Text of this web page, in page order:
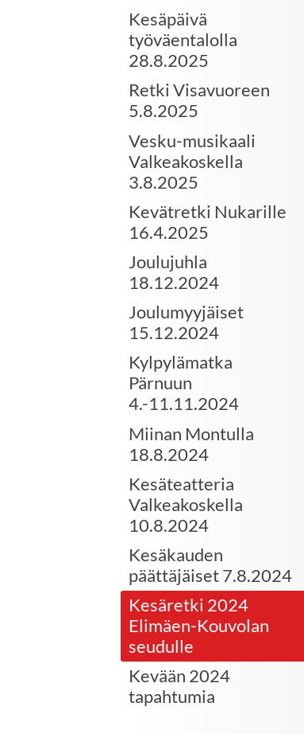
Kesäpäivä
työväentalolla
28.8.2025
Retki Visavuoreen
5.8.2025
Vesku-musikaali
Valkeakoskella
3.8.2025
Kevätretki Nukarille
16.4.2025
Joulujuhla
18.12.2024
Joulumyyjäiset
15.12.2024
Kylpylämatka
Pärnuun
4.-11.11.2024
Miinan Montulla
18.8.2024
Kesäteatteria
Valkeakoskella
10.8.2024
Kesäkauden
päättäjäiset 7.8.2024
Kesäretki 2024
Elimäen-Kouvolan
seudulle
Kevään 2024
tapahtumia